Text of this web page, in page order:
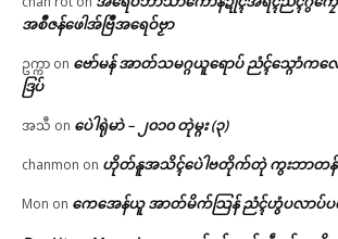
အစဳဇန်ဖေါအ်ဗြဳအရေဝ်ဗၟာ
ဥက္ကာ on ဗော်မန် အာတ်သမဂ္ဂယူရောပ် ညံၚ်သ္ဂောံက
ဒြပ်
အသီ on ပေဲါရုဲမာဲ – ၂၀၁၀ တုဲမ္ဂး (၃)
chanmon on ဟိုတ်နူအသိၚ်ပေဲါဗတိုက်တုဲ ကွးဘာတ
Mon on ကေအေန်ယူ အာတ်မိက်သြန် ညံၚ်ဟွံပလာပ်ပ